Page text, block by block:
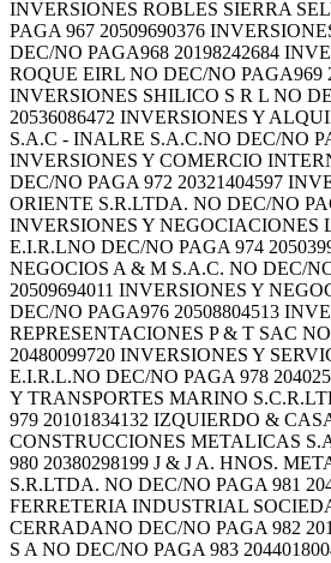
INVERSIONES ROBLES SIERRA
PAGA 967 20509690376
DEC/NO PAGA968 20198242684
ROQUE EIRL NO DEC/NO PAGA969
INVERSIONES SHILICO S R L NO
20536086472 INVERSIONES Y
S.A.C - INALRE S.A.C.NO DEC/NO
INVERSIONES Y COMERCIO
DEC/NO PAGA 972 20321404597
ORIENTE S.R.LTDA. NO DEC/NO
INVERSIONES Y NEGOCIACIONES
E.I.R.LNO DEC/NO PAGA 974
NEGOCIOS A & M S.A.C. NO DEC/
20509694011 INVERSIONES Y
DEC/NO PAGA976 20508804513
REPRESENTACIONES P & T SAC
20480099720 INVERSIONES Y
E.I.R.L.NO DEC/NO PAGA 978
Y TRANSPORTES MARINO
979 20101834132 IZQUIERDO &
CONSTRUCCIONES METALICAS
980 20380298199 J & J A. HNOS.
S.R.LTDA. NO DEC/NO PAGA 981
FERRETERIA INDUSTRIAL
CERRADANO DEC/NO PAGA 982
S A NO DEC/NO PAGA 983